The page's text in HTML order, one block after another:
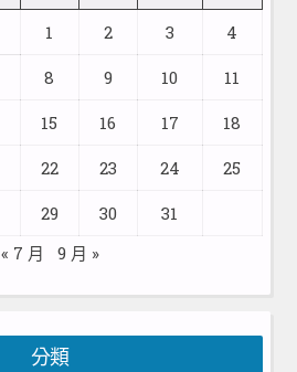
1 2 3 4
8 9 10 11
15 16 17 18
22 23 24 25
29 30
31
« 7 月
9 月 »
分類